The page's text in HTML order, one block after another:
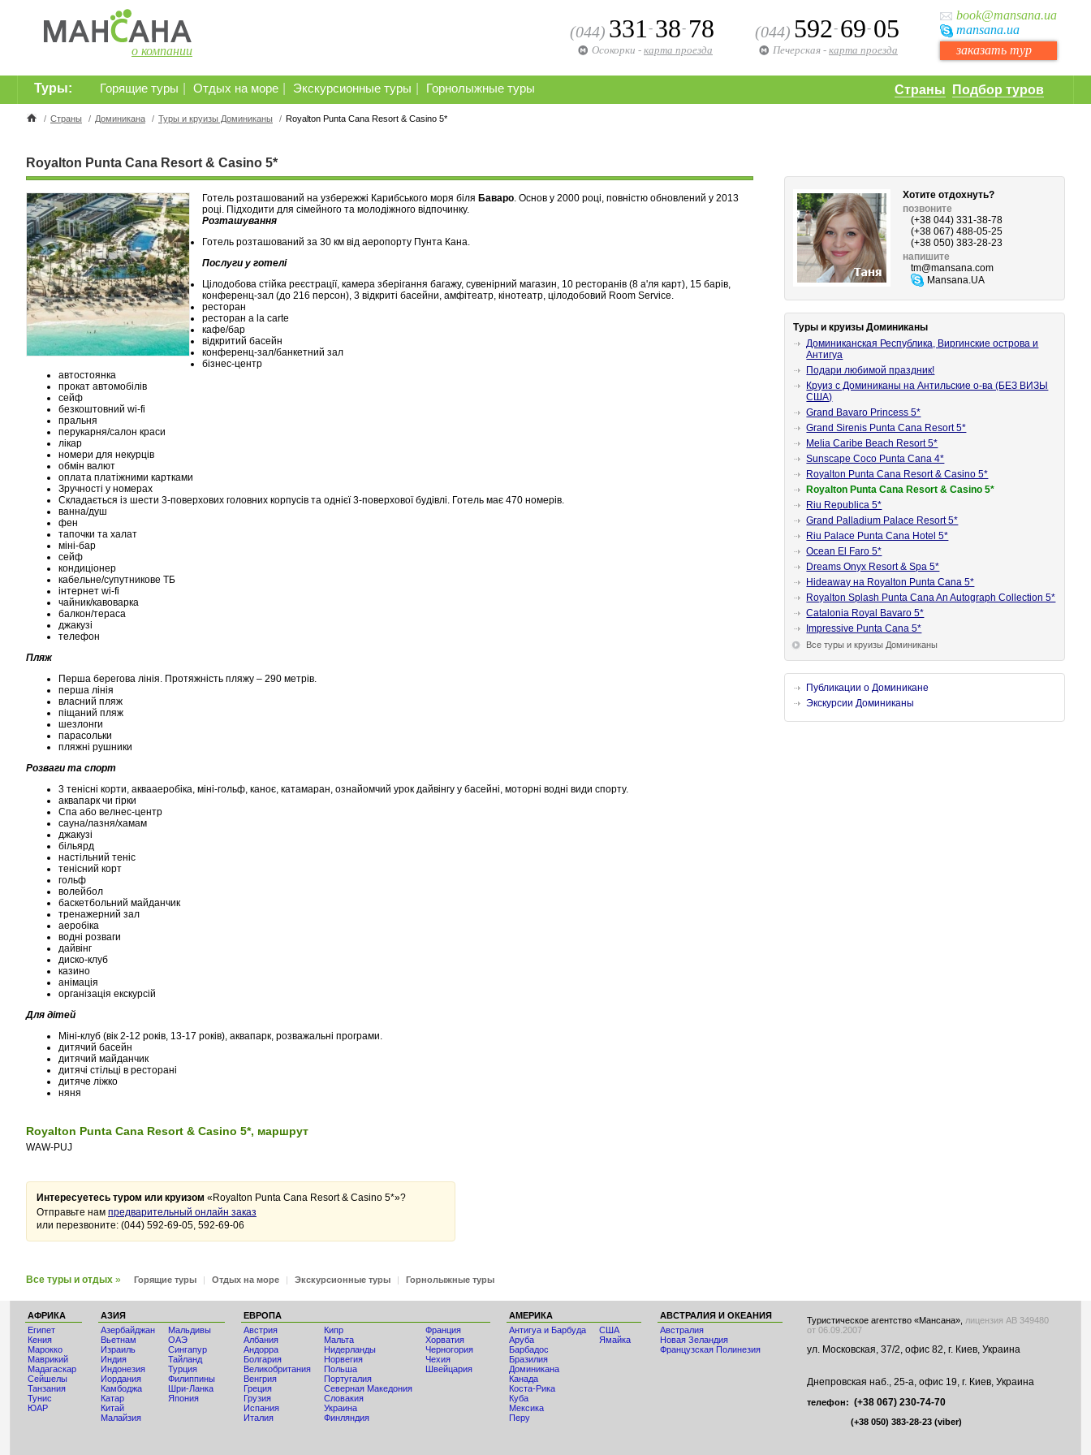
о компании
book@mansana.ua
mansana.ua
заказать тур
(044) 592- 69- 05
Печерская - карта проезда
(044) 331 - 38- 78
Осокорки - карта проезда
Страны Подбор туров
Горящие туры Отдых на море Экскурсионные туры Горнолыжные туры
Туры:
/ Страны / Доминикана / Туры и круизы Доминиканы / Royalton Punta Cana Resort & Casino 5*
Royalton Punta Cana Resort & Casino 5*
Готель розташований на узбережжі Карибського моря біля Баваро. Основ у 2000 році, повністю обновлений у 2013
році. Підходити для сімейного та молодіжного відпочинку.
Розташування
Готель розташований за 30 км від аеропорту Пунта Кана.
Послуги у готелі
Цілодобова стійка реєстрації, камера зберігання багажу, сувенірний магазин, 10 ресторанів (8 а'ля карт), 15 барів,
конференц-зал (до 216 персон), 3 відкриті басейни, амфітеатр, кінотеатр, цілодобовий Room Service.
ресторан
ресторан a la carte
кафе/бар
відкритий басейн
конференц-зал/банкетний зал
бізнес-центр
автостоянка
прокат автомобілів
сейф
безкоштовний wi-fi
пральня
перукарня/салон краси
лікар
номери для некурців
обмін валют
оплата платіжними картками
Зручності у номерах
Складається із шести 3-поверхових головних корпусів та однієї 3-поверхової будівлі. Готель має 470 номерів.
ванна/душ
фен
тапочки та халат
міні-бар
сейф
кондиціонер
кабельне/супутникове ТБ
інтернет wi-fi
чайник/кавоварка
балкон/тераса
джакузі
телефон
Пляж
Перша берегова лінія. Протяжність пляжу – 290 метрів.
перша лінія
власний пляж
піщаний пляж
шезлонги
парасольки
пляжні рушники
Розваги та спорт
3 тенісні корти, аквааеробіка, міні-гольф, каноє, катамаран, ознайомчий урок дайвінгу у басейні, моторні водні види спорту.
аквапарк чи гірки
Спа або велнес-центр
сауна/лазня/хамам
джакузі
більярд
настільний теніс
тенісний корт
гольф
волейбол
баскетбольний майданчик
тренажерний зал
аеробіка
водні розваги
дайвінг
диско-клуб
казино
анімація
організація екскурсій
Для дітей
Міні-клуб (вік 2-12 років, 13-17 років), аквапарк, розважальні програми.
дитячий басейн
дитячий майданчик
дитячі стільці в ресторані
дитяче ліжко
няня
Royalton Punta Cana Resort & Casino 5*, маршрут
WAW-PUJ
Интересуетесь туром или круизом «Royalton Punta Cana Resort & Casino 5*»?
Отправьте нам предварительный онлайн заказ
или перезвоните: (044) 592-69-05, 592-69-06
Хотите отдохнуть?
позвоните
(+38 044) 331-38-78
(+38 067) 488-05-25
(+38 050) 383-28-23
напишите
tm@mansana.com
Mansana.UA
Туры и круизы Доминиканы
Доминиканская Республика, Виргинские острова и
Антигуа
Подари любимой праздник!
Круиз с Доминиканы на Антильские о-ва (БЕЗ ВИЗЫ
США)
Grand Bavaro Princess 5*
Grand Sirenis Punta Cana Resort 5*
Melia Caribe Beach Resort 5*
Sunscape Coco Punta Cana 4*
Royalton Punta Cana Resort & Casino 5*
Royalton Punta Cana Resort & Casino 5*
Riu Republica 5*
Grand Palladium Palace Resort 5*
Riu Palace Punta Cana Hotel 5*
Ocean El Faro 5*
Dreams Onyx Resort & Spa 5*
Hideaway на Royalton Punta Cana 5*
Royalton Splash Punta Cana An Autograph Collection 5*
Catalonia Royal Bavaro 5*
Impressive Punta Cana 5*
Все туры и круизы Доминиканы
Публикации о Доминикане
Экскурсии Доминиканы
Все туры и отдых » Горящие туры | Отдых на море | Экскурсионные туры | Горнолыжные туры
АФРИКА
Египет
Кения
Мaрокко
Маврикий
Мадагаскар
Сейшелы
Танзания
Тунис
ЮАР
АЗИЯ
Азербайджан
Вьетнам
Израиль
Индия
Индонезия
Иордания
Камбоджа
Катар
Китай
Малайзия
Мальдивы
ОАЭ
Сингапур
Тайланд
Турция
Филиппины
Шри-Ланка
Япония
ЕВРОПА
Австрия
Албания
Андорра
Болгария
Великобритания
Венгрия
Греция
Грузия
Испания
Италия
Кипр
Мальта
Нидерланды
Норвегия
Польша
Португалия
Северная Македония
Словакия
Украина
Финляндия
Франция
Хорватия
Черногория
Чехия
Швейцария
АМЕРИКА
Антигуа и Барбуда
Аруба
Барбадос
Бразилия
Доминикана
Канада
Коста-Рика
Куба
Мексика
Перу
США
Ямайка
АВСТРАЛИЯ И ОКЕАНИЯ
Австралия
Новая Зеландия
Французская Полинезия
Туристическое агентство «Мансана», лицензия АВ 349480
от 06.09.2007
ул. Московская, 37/2, офис 82, г. Киев, Украина
Днепровская наб., 25-а, офис 19, г. Киев, Украина
телефон: (+38 067) 230-74-70
(+38 050) 383-28-23 (viber)